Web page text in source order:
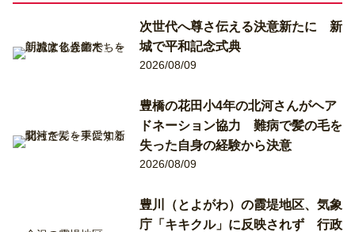
次世代へ尊さ伝える決意新たに 新
城で平和記念式典
2026/08/09
豊橋の花田小4年の北河さんがヘア
ドネーション協力 難病で髪の毛を
失った自身の経験から決意
2026/08/09
豊川（とよがわ）の霞堤地区、気象
庁「キキクル」に反映されず 行政